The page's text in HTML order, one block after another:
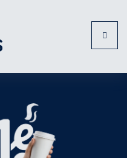
Toggle